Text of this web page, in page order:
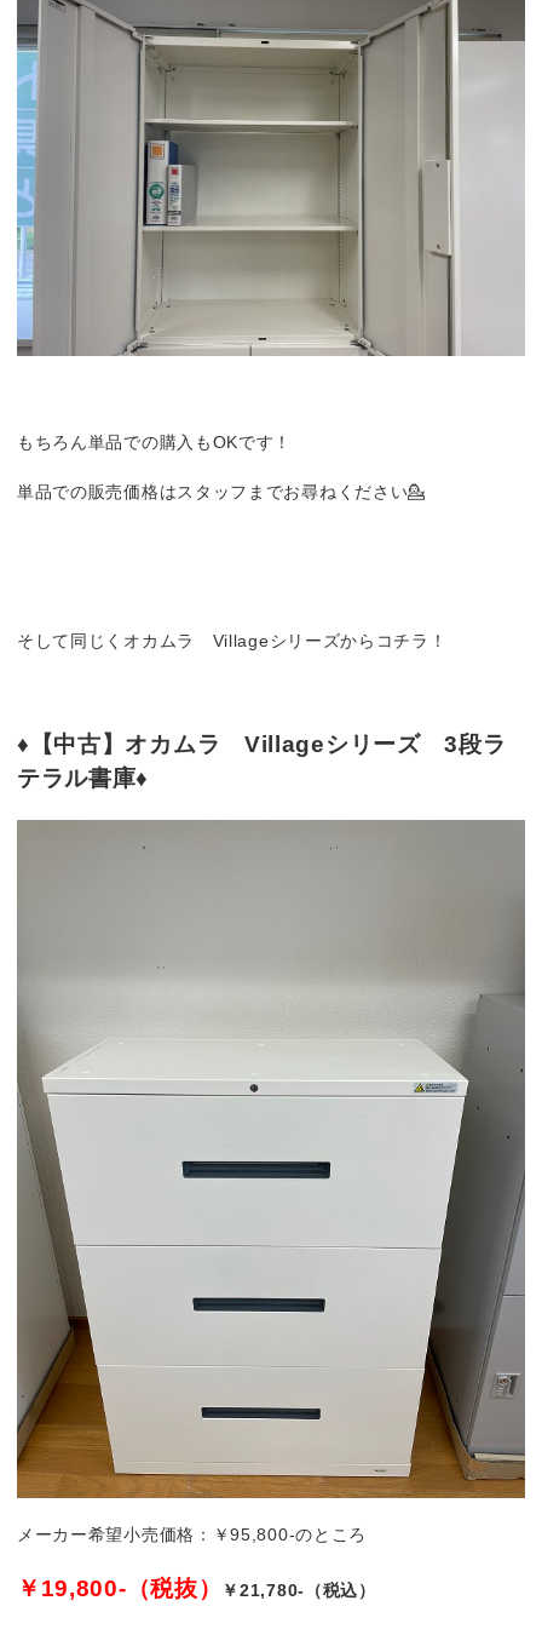
もちろん単品での購入もOKです！
単品での販売価格はスタッフまでお尋ねください💁
そして同じくオカムラ Villageシリーズからコチラ！
♦【中古】オカムラ Villageシリーズ 3段ラ
テラル書庫♦
メーカー希望小売価格：￥95,800-のところ
￥19,800-（税抜） ￥21,780-（税込）